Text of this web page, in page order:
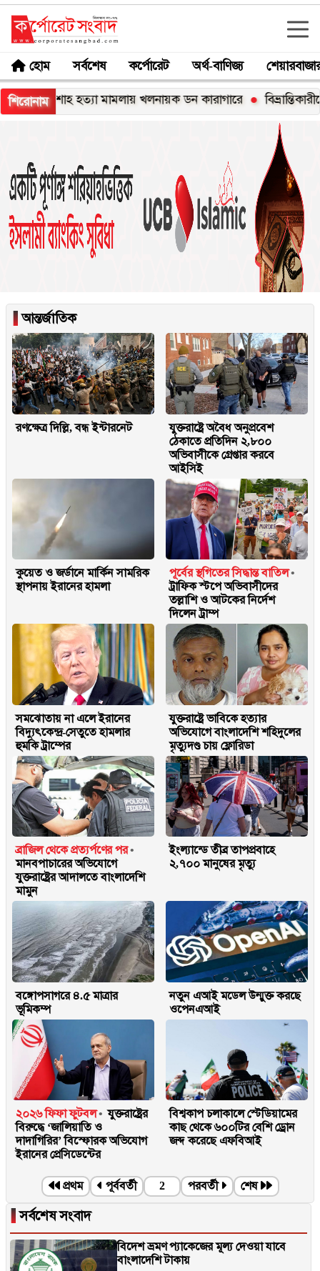
হোম সর্বশেষ কর্পোরেট অর্থ-বাণিজ্য
শিরোনামশাহ হত্যা মামলায় খলনায়ক ডন কারাগারে
▐আন্তর্জাতিক
রণক্ষেত্র দিল্লি, বন্ধ ইন্টারনেট
যুক্তরাষ্ট্রে অবৈধ অনুপ্রবেশ
ঠেকাতে প্রতিদিন ২,৮০০
অভিবাসীকে গ্রেপ্তার করবে
আইসিই
কুয়েত ও জর্ডানে মার্কিন সামরিক
স্থাপনায় ইরানের হামলা
পূর্বের স্থগিতের সিদ্ধান্ত বাতিল
ট্রাফিক স্টপে অভিবাসীদের
তল্লাশি ও আটকের নির্দেশ
দিলেন ট্রাম্প
সমঝোতায় না এলে ইরানের
বিদ্যুৎকেন্দ্র-সেতুতে হামলার
হুমকি ট্রাম্পের
যুক্তরাষ্ট্রে ভাবিকে হত্যার
অভিযোগে বাংলাদেশি শহিদুলের
মৃত্যুদণ্ড চায় ফ্লোরিডা
ব্রাজিল থেকে প্রত্যর্পণের পর
মানবপাচারের অভিযোগে
যুক্তরাষ্ট্রের আদালতে বাংলাদেশি
মামুন
ইংল্যান্ডে তীব্র তাপপ্রবাহে
২,৭০০ মানুষের মৃত্যু
বঙ্গোপসাগরে ৪.৫ মাত্রার
ভূমিকম্প
নতুন এআই মডেল উন্মুক্ত করছে
ওপেনএআই
২০২৬ ফিফা ফুটবল
যুক্তরাষ্ট্রের
বিরুদ্ধে ‘জালিয়াতি ও
দাদাগিরির’ বিস্ফোরক অভিযোগ
ইরানের প্রেসিডেন্টের
বিশ্বকাপ চলাকালে স্টেডিয়ামের
কাছ থেকে ৬০০টির বেশি ড্রোন
জব্দ করেছে এফবিআই
প্রথম পূর্ববর্তী 2 পরবর্তী শেষ
▐সর্বশেষ সংবাদ
বিদেশ ভ্রমণ প্যাকেজের মূল্য দেওয়া যাবে
বাংলাদেশি টাকায়